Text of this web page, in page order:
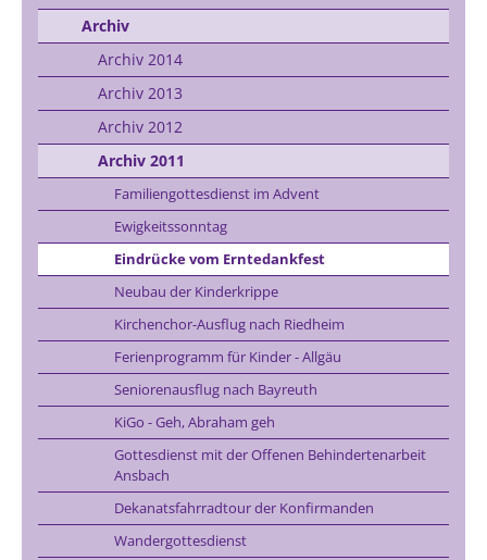
Archiv
Archiv 2014
Archiv 2013
Archiv 2012
Archiv 2011
Familiengottesdienst im Advent
Ewigkeitssonntag
Eindrücke vom Erntedankfest
Neubau der Kinderkrippe
Kirchenchor-Ausflug nach Riedheim
Ferienprogramm für Kinder - Allgäu
Seniorenausflug nach Bayreuth
KiGo - Geh, Abraham geh
Gottesdienst mit der Offenen Behindertenarbeit
Ansbach
Dekanatsfahrradtour der Konfirmanden
Wandergottesdienst